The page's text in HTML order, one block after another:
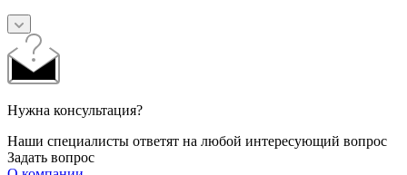
Нужна консультация?
Наши специалисты ответят на любой интересующий вопрос
Задать вопрос